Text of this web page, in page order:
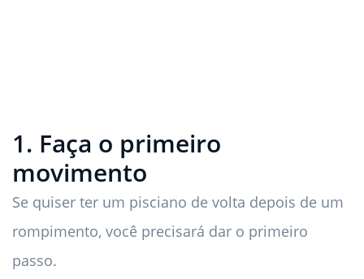
1. Faça o primeiro
movimento
Se quiser ter um pisciano de volta depois de um
rompimento, você precisará dar o primeiro
passo.